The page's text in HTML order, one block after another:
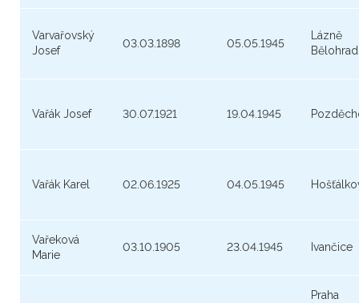
Varvařovský
Josef
03.03.1898 05.05.1945
Lázně
Bělohrad
Vařák Josef 30.07.1921 19.04.1945
Vařák Karel 02.06.1925 04.05.1945
Vařeková
Marie
03.10.1905 23.04.1945 Ivančice
Praha